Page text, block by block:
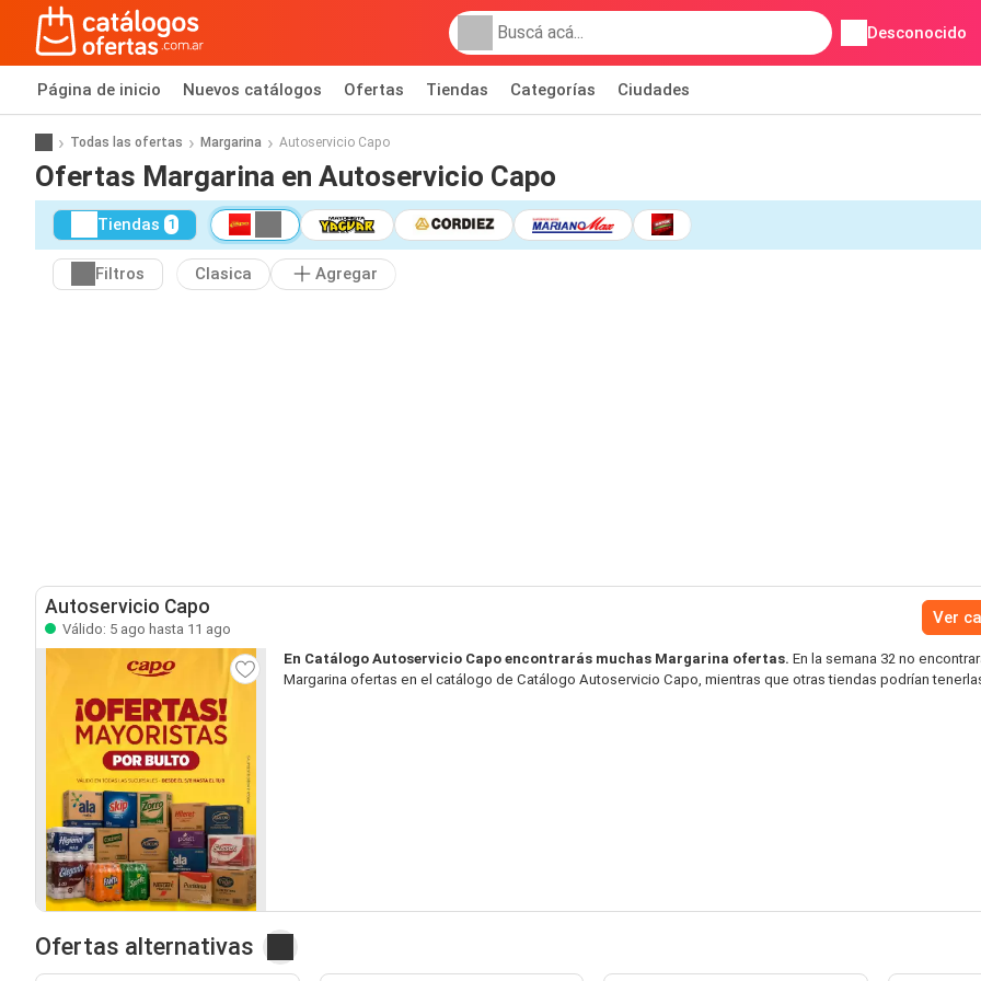
Desconocido
Página de inicio Nuevos catálogos Ofertas Tiendas Categorías Ciudades
Todas las ofertas Margarina Autoservicio Capo
Ofertas Margarina en Autoservicio Capo
Tiendas 1
Filtros Clasica Agregar
Autoservicio Capo
Válido: 5 ago hasta 11 ago
Ver
En Catálogo Autoservicio Capo encontrarás muchas Margarina ofertas. En la semana 32 no
Margarina ofertas en el catálogo de Catálogo Autoservicio Capo, mientras que otras tiendas podrían
Ofertas alternativas